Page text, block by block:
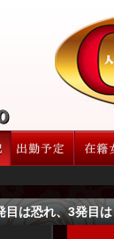
目は恐れ、3発目